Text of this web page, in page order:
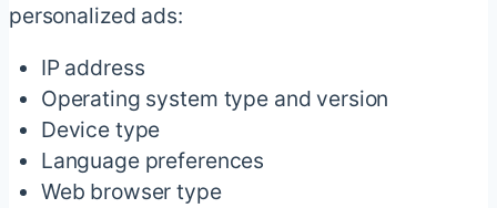
personalized ads:
IP address
Operating system type and version
Device type
Language preferences
Web browser type